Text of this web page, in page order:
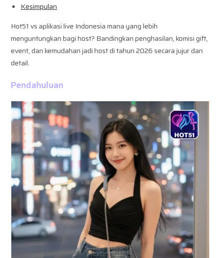
Kesimpulan
Hot51 vs aplikasi live Indonesia mana yang lebih
menguntungkan bagi host? Bandingkan penghasilan, komisi gift,
event, dan kemudahan jadi host di tahun 2026 secara jujur dan
detail.
Pendahuluan